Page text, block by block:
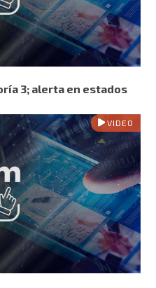
3; alerta en estados
VIDEO